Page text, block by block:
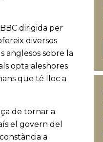
dirigida per
diversos
anglesos sobre la
opta aleshores
que té lloc a
de tornar a
el govern del
a